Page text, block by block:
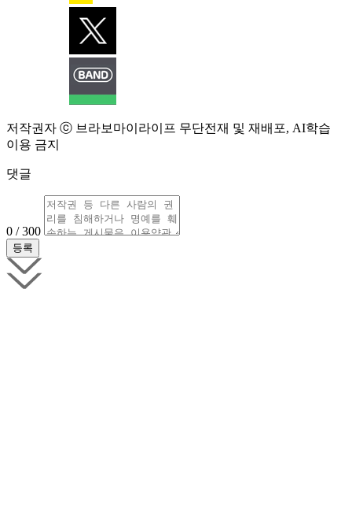
저작권자 ⓒ 브라보마이라이프 무단전재 및 재배포, AI학습
이용 금지
댓글
0 / 300